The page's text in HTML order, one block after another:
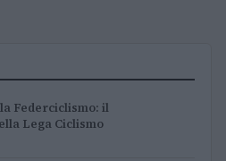
Federciclismo: il
Lega Ciclismo